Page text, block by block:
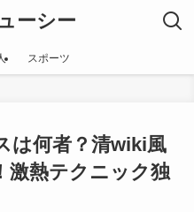
ーシー
スポーツ
は何者？清wiki風
激熱テクニック独